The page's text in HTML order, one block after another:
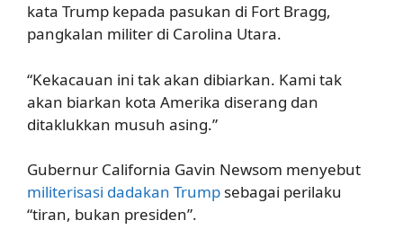
kata Trump kepada pasukan di Fort Bragg,
pangkalan militer di Carolina Utara.
“Kekacauan ini tak akan dibiarkan. Kami tak
akan biarkan kota Amerika diserang dan
ditaklukkan musuh asing.”
Gubernur California Gavin Newsom menyebut
militerisasi dadakan Trump sebagai perilaku
“tiran, bukan presiden”.